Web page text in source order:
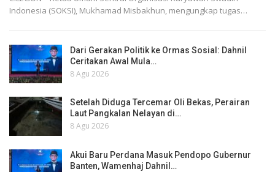
Indonesia (SOKSI), Mukhamad Misbakhun, mengungkap tugas…
Dari Gerakan Politik ke Ormas Sosial: Dahnil
Ceritakan Awal Mula…
8 Agu 2026
Setelah Diduga Tercemar Oli Bekas, Perairan
Laut Pangkalan Nelayan di…
8 Agu 2026
Akui Baru Perdana Masuk Pendopo Gubernur
Banten, Wamenhaj Dahnil…